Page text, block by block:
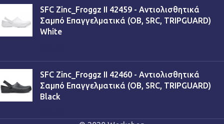
SFC Zinc_Froggz II 42459 - Αντιολισθητικά
Σαμπό Επαγγελματικά (OB, SRC, TRIPGUARD)
White
SFC Zinc_Froggz II 42460 - Αντιολισθητικά
Σαμπό Επαγγελματικά (OB, SRC, TRIPGUARD)
Black